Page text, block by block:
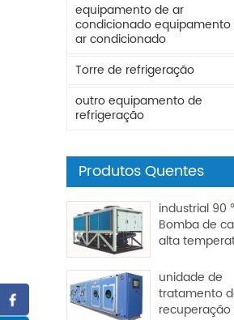
equipamento de ar
condicionado equipamento
ar condicionado
Torre de refrigeração
outro equipamento de
refrigeração
Produtos Quentes
industrial 90
Bomba de
alta
unidade de
tratamento
recuperação